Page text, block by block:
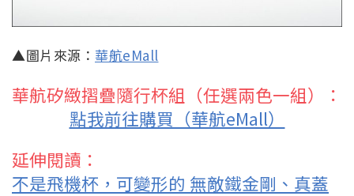
▲圖片來源： 華航eMall
華航矽緻摺疊隨行杯組（任選兩色一組）：
點我前往購買（華航eMall）
延伸閱讀：
不是飛機杯，可變形的 無敵鐵金剛、真蓋